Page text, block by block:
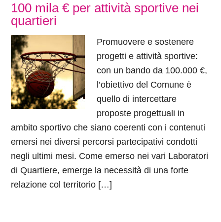
100 mila € per attività sportive nei
quartieri
Promuovere e sostenere
progetti e attività sportive:
con un bando da 100.000 €,
l’obiettivo del Comune è
quello di intercettare
proposte progettuali in
ambito sportivo che siano coerenti con i contenuti
emersi nei diversi percorsi partecipativi condotti
negli ultimi mesi. Come emerso nei vari Laboratori
di Quartiere, emerge la necessità di una forte
relazione col territorio […]